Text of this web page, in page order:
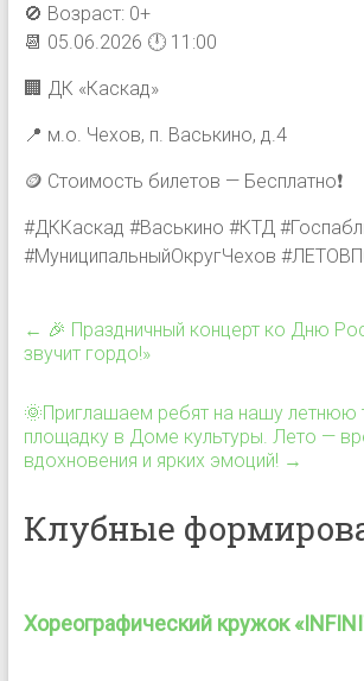
🚫 Возраст: 0+
📆 05.06.2026 🕛 11:00
🏢 ДК «Каскад»
📍 м.о. Чехов, п. Васькино, д.4
🪙 Стоимость билетов — Бесплатно❗️
#ДККаскад #Васькино #КТД
#МуниципальныйОкругЧехов
← 🎉 Праздничный концерт ко Дню
звучит гордо!»
🌞Приглашаем ребят на нашу летнюю
площадку в Доме культуры. Лето —
вдохновения и ярких эмоций! →
Клубные
Хореографический кружок